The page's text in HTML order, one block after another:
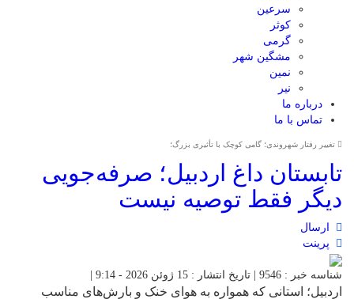
سرعین
کوثر
گرمی
مشگین شهر
نمین
نیر
درباره ما
تماس با ما
تغییر رفتار شهروندی؛ گامی کوچک با تأثیری بزرگ؛
تابستان داغ اردبیل؛ صرفه‌جویی
دیگر فقط توصیه نیست
ارسال
پرینت
شناسه خبر : 9546 | تاریخ انتشار : 15 ژوئن 2026 - 9:14 |
اردبیل؛ استانی که همواره به هوای خنک و بارش‌های مناسب